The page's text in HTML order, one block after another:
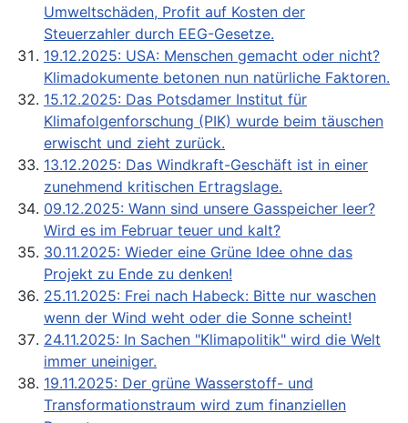
Umweltschäden, Profit auf Kosten der
Steuerzahler durch EEG-Gesetze.
19.12.2025: USA: Menschen gemacht oder nicht?
Klimadokumente betonen nun natürliche Faktoren.
15.12.2025: Das Potsdamer Institut für
Klimafolgenforschung (PIK) wurde beim täuschen
erwischt und zieht zurück.
13.12.2025: Das Windkraft-Geschäft ist in einer
zunehmend kritischen Ertragslage.
09.12.2025: Wann sind unsere Gasspeicher leer?
Wird es im Februar teuer und kalt?
30.11.2025: Wieder eine Grüne Idee ohne das
Projekt zu Ende zu denken!
25.11.2025: Frei nach Habeck: Bitte nur waschen
wenn der Wind weht oder die Sonne scheint!
24.11.2025: In Sachen "Klimapolitik" wird die Welt
immer uneiniger.
19.11.2025: Der grüne Wasserstoff- und
Transformationstraum wird zum finanziellen